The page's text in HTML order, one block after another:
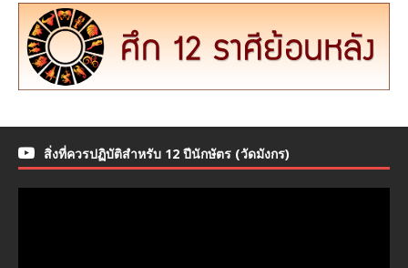
สิ่งที่ควรปฏิบัติสำหรับ 12 ปีนักษัตร (วัดมังกร)